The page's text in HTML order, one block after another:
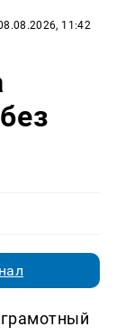
11:42